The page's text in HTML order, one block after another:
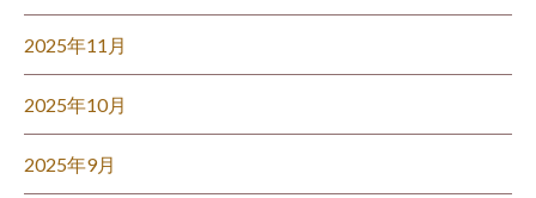
2025年11月
2025年10月
2025年9月